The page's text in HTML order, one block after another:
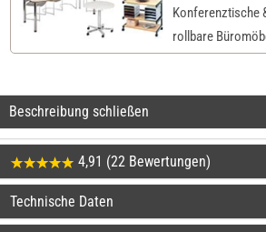
Konferenztische
rollbare
Beschreibung schließen
4,91 (22 Bewertungen)
Technische Daten